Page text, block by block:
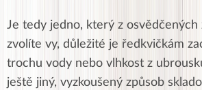
Je tedy jedno, který z osvědčených
zvolíte vy, důležité je ředkvičkám
trochu vody nebo vlhkost z
ještě jiný, vyzkoušený způsob